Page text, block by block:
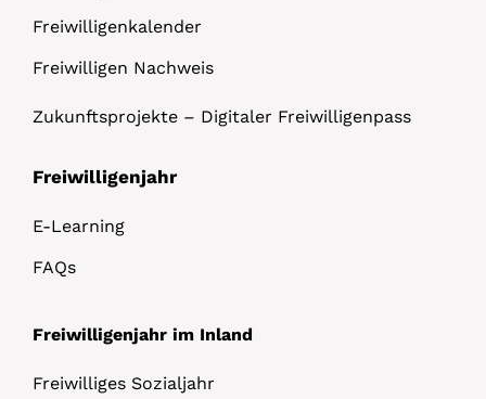
Freiwilligenkalender
Freiwilligen Nachweis
Zukunftsprojekte – Digitaler Freiwilligenpass
Freiwilligenjahr
E-Learning
FAQs
Freiwilligenjahr im Inland
Freiwilliges Sozialjahr